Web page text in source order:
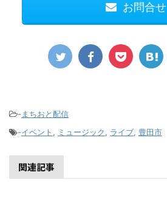
お問合せ
- まちおと配信
-イベント , ミュージック, ライブ, 豊田市
関連記事